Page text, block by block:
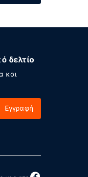
δελτίο
και
Εγγραφή